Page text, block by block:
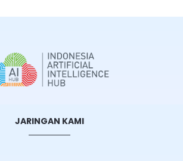
JARINGAN KAMI